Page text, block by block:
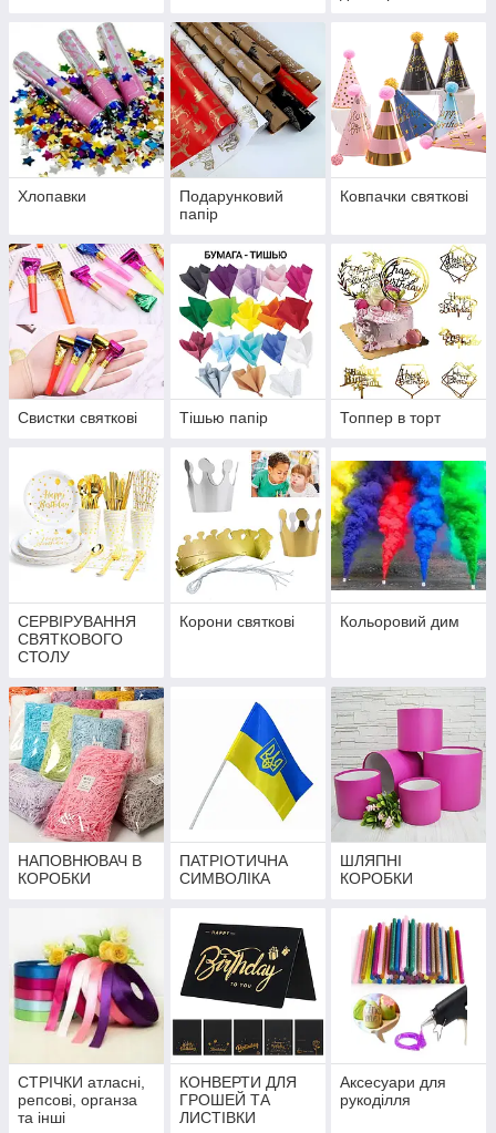
Хлопавки
Подарунковий
папір
Ковпачки святкові
Свистки святкові Тішью папір Топпер в торт
СЕРВІРУВАННЯ
СВЯТКОВОГО
СТОЛУ
Корони святкові Кольоровий дим
НАПОВНЮВАЧ В
КОРОБКИ
ПАТРІОТИЧНА
СИМВОЛІКА
ШЛЯПНІ
КОРОБКИ
СТРІЧКИ атласні,
репсові, органза
та інші
КОНВЕРТИ ДЛЯ
ГРОШЕЙ ТА
ЛИСТІВКИ
Аксесуари для
рукоділля